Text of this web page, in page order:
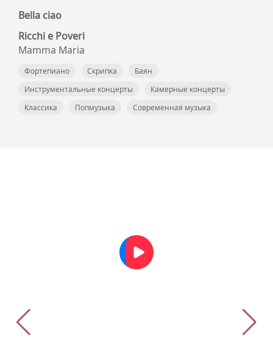
Bella ciao
Ricchi e Poveri
Mamma Maria
Фортепиано Скрипка
Баян
Инструментальные концерты
Камерные концерты
Классика
Попмузыка Современная музыка